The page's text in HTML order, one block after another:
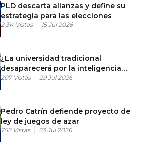
PLD descarta alianzas y define su
estrategia para las elecciones
2.3K Vistas 15 Jul 2026
¿La universidad tradicional
desaparecerá por la inteligencia
artificial?
207 Vistas 29 Jul 2026
Pedro Catrín defiende proyecto de
ley de juegos de azar
752 Vistas 23 Jul 2026